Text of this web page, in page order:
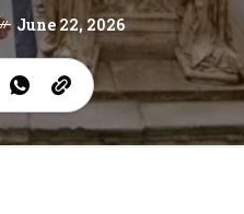
June 22, 2026